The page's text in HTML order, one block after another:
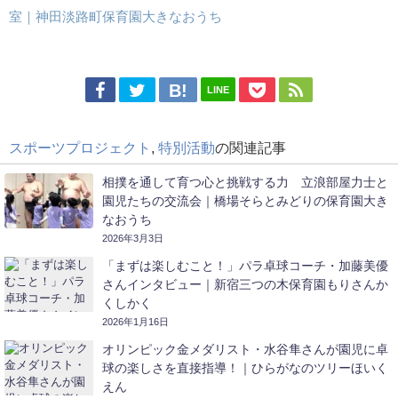
室｜神田淡路町保育園大きなおうち
LINE
スポーツプロジェクト , 特別活動の関連記事
相撲を通して育つ心と挑戦する力 立浪部屋力士と
園児たちの交流会｜橋場そらとみどりの保育園大き
なおうち
2026年3月3日
「まずは楽しむこと！」パラ卓球コーチ・加藤美優
さんインタビュー｜新宿三つの木保育園もりさんか
くしかく
2026年1月16日
オリンピック金メダリスト・水谷隼さんが園児に卓
球の楽しさを直接指導！｜ひらがなのツリーほいく
えん